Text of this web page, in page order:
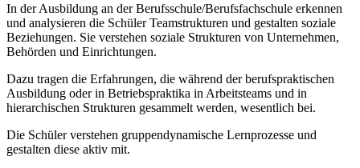
In der Ausbildung an der Berufsschule/Berufsfachschule erkennen
und analysieren die Schüler Teamstrukturen und gestalten soziale
Beziehungen. Sie verstehen soziale Strukturen von Unternehmen,
Behörden und Einrichtungen.
Dazu tragen die Erfahrungen, die während der berufspraktischen
Ausbildung oder in Betriebspraktika in Arbeitsteams und in
hierarchischen Strukturen gesammelt werden, wesentlich bei.
Die Schüler verstehen gruppendynamische Lernprozesse und
gestalten diese aktiv mit.